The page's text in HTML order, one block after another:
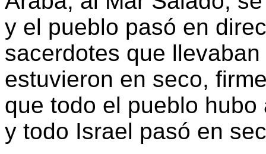
y el pueblo pasó en
sacerdotes que
estuvieron en seco,
que todo el pueblo
y todo Israel pasó en